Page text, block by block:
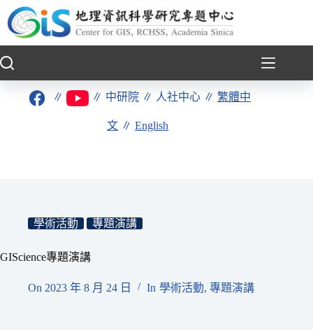
至
要
∥ ∥ 中研院 ∥ 人社中心 ∥繁體中
文 ∥English
學術活動 專題演講
GIScience專題演講
On 2023 年 8 月 24 日 In 學術活動, 專題演講